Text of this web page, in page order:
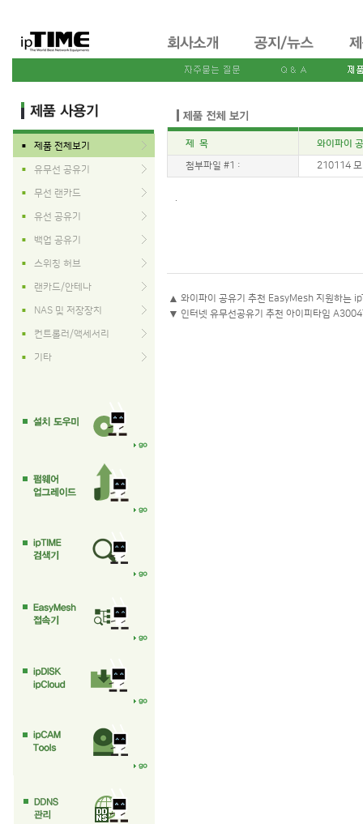
■ 제품 전체보기
■ 유무선 공유기
■ 무선 랜카드
■ 유선 공유기
■ 백업 공유기
■ 스위칭 허브
■ 랜카드/안테나
■ NAS 및 저장장치
■ 컨트롤러/액세서리
■ 기타
제 목 와이파이
첨부파일 #1 : 210114
.
▲ 와이파이 공유기 추천 EasyMesh 지원하는
▼ 인터넷 유무선공유기 추천 아이피타임